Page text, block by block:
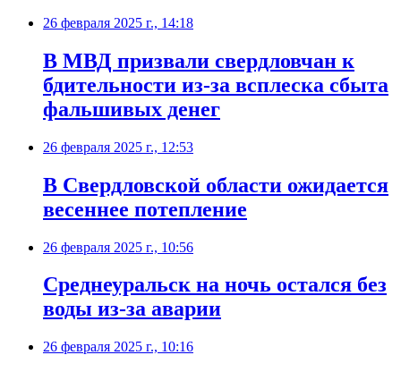
26 февраля 2025 г., 14:18
В МВД призвали свердловчан к
бдительности из-за всплеска сбыта
фальшивых денег
26 февраля 2025 г., 12:53
В Свердловской области ожидается
весеннее потепление
26 февраля 2025 г., 10:56
Среднеуральск на ночь остался без
воды из-за аварии
26 февраля 2025 г., 10:16